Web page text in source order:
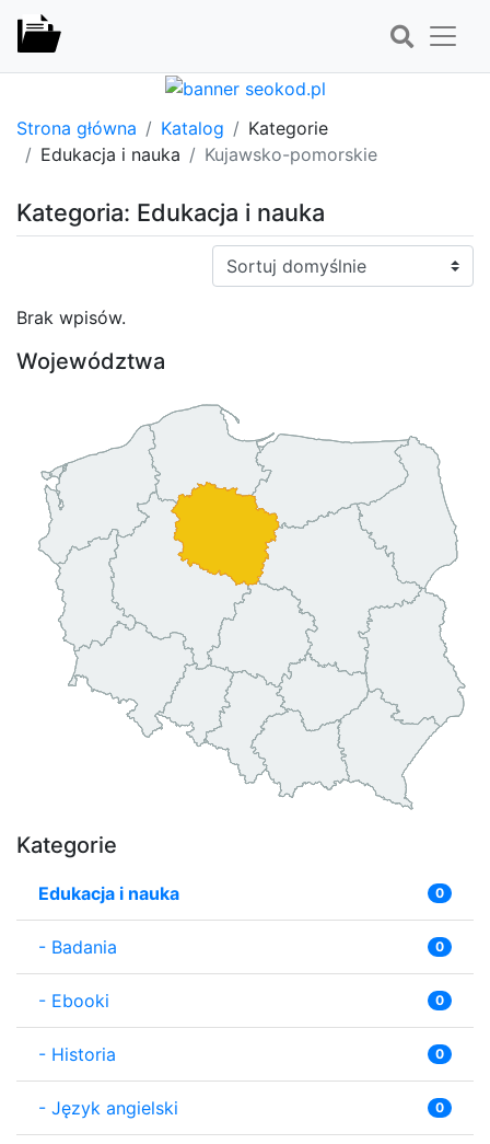
Strona główna Katalog
Kategorie
Edukacja i nauka
Kujawsko-pomorskie
Kategoria: Edukacja i nauka
Sortuj:
Brak wpisów.
Województwa
Kategorie
Edukacja i nauka 0
- Badania 0
- Ebooki 0
- Historia 0
- Język angielski 0